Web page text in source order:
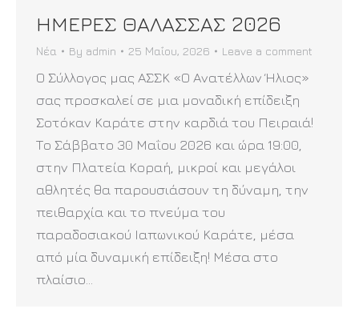
ΗΜΕΡΕΣ ΘΑΛΑΣΣΑΣ 2026
Νέα By admin 25 Μαΐου, 2026 Leave a comment
Ο Σύλλογος μας ΑΣΣΚ «Ο Ανατέλλων Ήλιος»
σας προσκαλεί σε μια μοναδική επίδειξη
Σοτόκαν Καράτε στην καρδιά του Πειραιά!
Το Σάββατο 30 Μαΐου 2026 και ώρα 19:00,
στην Πλατεία Κοραή, μικροί και μεγάλοι
αθλητές θα παρουσιάσουν τη δύναμη, την
πειθαρχία και το πνεύμα του
παραδοσιακού Ιαπωνικού Καράτε, μέσα
από μία δυναμική επίδειξη! Μέσα στο
πλαίσιο…